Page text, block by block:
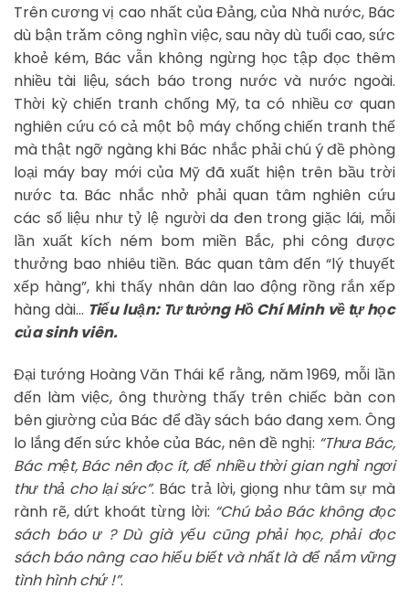
Trên cương vị cao nhất của Đảng, của Nhà nước, Bác
dù bận trǎm công nghìn việc, sau này dù tuổi cao, sức
khoẻ kém, Bác vẫn không ngừng học tập đọc thêm
nhiều tài liệu, sách báo trong nước và nước ngoài.
Thời kỳ chiến tranh chống Mỹ, ta có nhiều cơ quan
nghiên cứu có cả một bộ máy chống chiến tranh thế
mà thật ngỡ ngàng khi Bác nhắc phải chú ý đề phòng
loại máy bay mới của Mỹ đã xuất hiện trên bầu trời
nước ta. Bác nhắc nhở phải quan tâm nghiên cứu
các số liệu như tỷ lệ người da đen trong giặc lái, mỗi
lần xuất kích ném bom miền Bắc, phi công được
thưởng bao nhiêu tiền. Bác quan tâm đến “lý thuyết
xếp hàng”, khi thấy nhân dân lao động rồng rắn xếp
hàng dài… Tiểu luận: Tư tưởng Hồ Chí Minh về tự học
của sinh viên.
Đại tướng Hoàng Văn Thái kể rằng, năm 1969, mỗi lần
đến làm việc, ông thường thấy trên chiếc bàn con
bên giường của Bác để đầy sách báo đang xem. Ông
lo lắng đến sức khỏe của Bác, nên đề nghị: “Thưa Bác,
Bác mệt, Bác nên đọc ít, để nhiều thời gian nghỉ ngơi
thư thả cho lại sức”. Bác trả lời, giọng như tâm sự mà
rành rẽ, dứt khoát từng lời: “Chú bảo Bác không đọc
sách báo ư ? Dù già yếu cũng phải học, phải đọc
sách báo nâng cao hiểu biết và nhất là để nắm vững
tình hình chứ !”.